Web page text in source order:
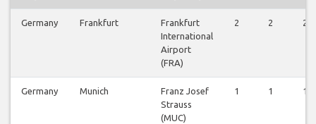
Germany Frankfurt
Frankfurt
International
Airport
(FRA)
2 2 2
Germany Munich
Franz Josef
Strauss
(MUC)
1 1 1